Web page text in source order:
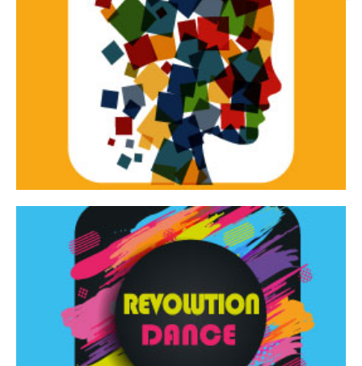
Tracce dinamiche
Tracce Dinamiche è una rassegna di teatro
d’innovazione e sperimentale.
Continua
Revolution Dance
Rassegna di danza contemporanea – I Edizione